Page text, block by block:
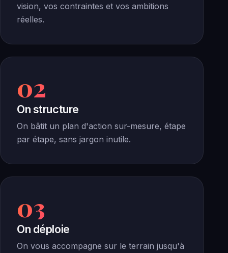
vision, vos contraintes et vos ambitions
réelles.
02
On structure
On bâtit un plan d'action sur-mesure, étape
par étape, sans jargon inutile.
03
On déploie
On vous accompagne sur le terrain jusqu'à